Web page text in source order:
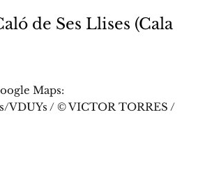
de Ses Llises (Cala
Maps:
VDUYs / © VICTOR TORRES /